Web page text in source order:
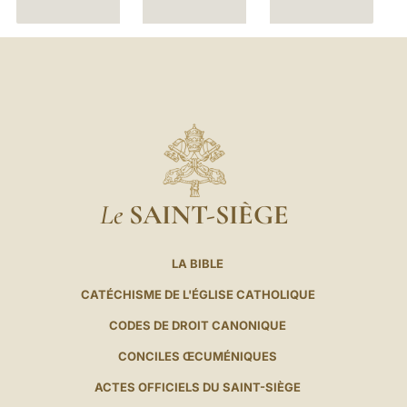
Le SAINT-SIÈGE
LA BIBLE
CATÉCHISME DE L'ÉGLISE CATHOLIQUE
CODES DE DROIT CANONIQUE
CONCILES ŒCUMÉNIQUES
ACTES OFFICIELS DU SAINT-SIÈGE